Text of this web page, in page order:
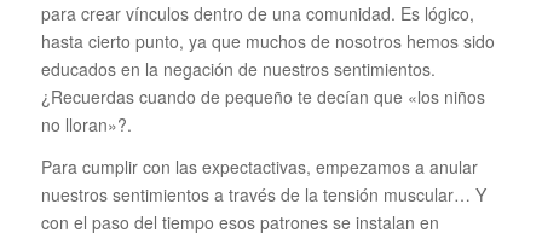
para crear vínculos dentro de una comunidad. Es lógico,
hasta cierto punto, ya que muchos de nosotros hemos sido
educados en la negación de nuestros sentimientos.
¿Recuerdas cuando de pequeño te decían que «los niños
no lloran»?.
Para cumplir con las expectactivas, empezamos a anular
nuestros sentimientos a través de la tensión muscular… Y
con el paso del tiempo esos patrones se instalan en